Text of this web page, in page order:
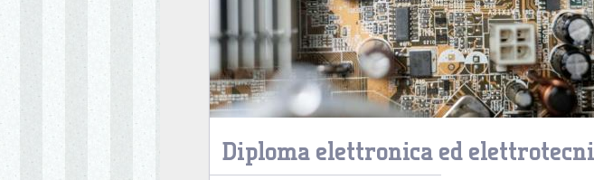
Diploma elettronica ed